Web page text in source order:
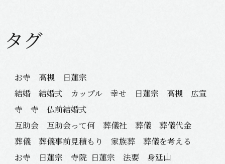
タグ
お寺 高槻 日蓮宗
結婚 結婚式 カップル 幸せ 日蓮宗 高槻 広宣
寺 寺 仏前結婚式
互助会 互助会って何 葬儀社 葬儀 葬儀代金
葬儀 葬儀事前見積もり 家族葬 葬儀を考える
お寺 日蓮宗 寺院 日蓮宗 法要 身延山